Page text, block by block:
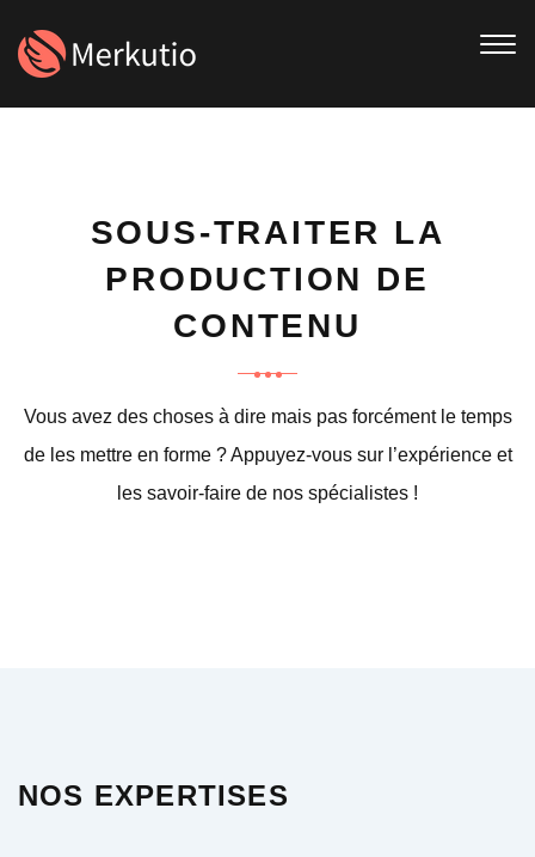
SOUS-TRAITER LA
PRODUCTION DE
CONTENU
Vous avez des choses à dire mais pas forcément le temps
de les mettre en forme ? Appuyez-vous sur l’expérience et
les savoir-faire de nos spécialistes !
NOS EXPERTISES